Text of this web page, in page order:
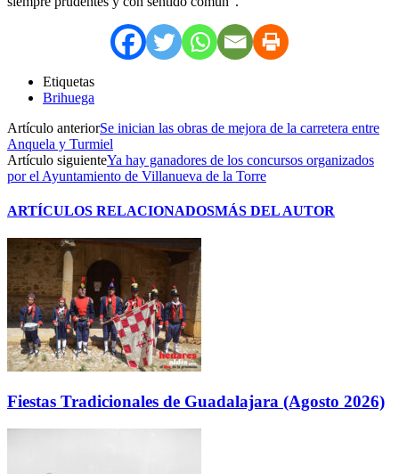
Etiquetas
Brihuega
Artículo anteriorSe inician las obras de mejora de la carretera entre
Anquela y Turmiel
Artículo siguienteYa hay ganadores de los concursos organizados
por el Ayuntamiento de Villanueva de la Torre
ARTÍCULOS RELACIONADOSMÁS DEL AUTOR
Fiestas Tradicionales de Guadalajara (Agosto 2026)